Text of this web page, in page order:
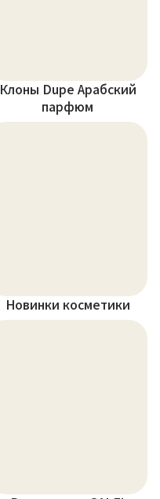
Клоны Dupe Арабский
парфюм
Новинки косметики